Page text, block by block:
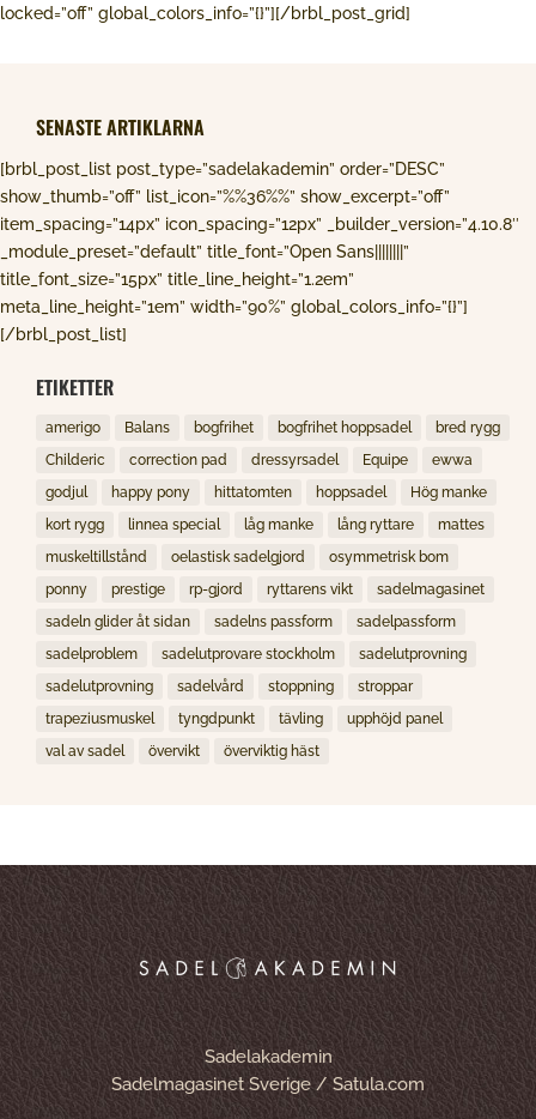
locked=”off” global_colors_info=”{}”][/brbl_post_grid]
SENASTE ARTIKLARNA
[brbl_post_list post_type=”sadelakademin” order=”DESC”
show_thumb=”off” list_icon=”%%36%%” show_excerpt=”off”
item_spacing=”14px” icon_spacing=”12px” _builder_version=”4.10.8″
_module_preset=”default” title_font=”Open Sans||||||||”
title_font_size=”15px” title_line_height=”1.2em”
meta_line_height=”1em” width=”90%” global_colors_info=”{}”]
[/brbl_post_list]
ETIKETTER
amerigo Balans bogfrihet bogfrihet hoppsadel
bred rygg
Childeric
correction pad dressyrsadel Equipe
ewwa
godjul
happy pony hittatomten hoppsadel
Hög manke
kort rygg
linnea special låg manke lång ryttare
mattes
muskeltillstånd
oelastisk sadelgjord
osymmetrisk bom
ponny
prestige rp-gjord ryttarens vikt
sadelmagasinet
sadeln glider åt sidan
sadelns passform
sadelpassform
sadelproblem
sadelutprovare stockholm
sadelutprovning
sadelutprovning
sadelvård stoppning
stroppar
trapeziusmuskel
tyngdpunkt tävling
upphöjd panel
val av sadel
övervikt överviktig häst
Sadelakademin
Sadelmagasinet Sverige / Satula.com